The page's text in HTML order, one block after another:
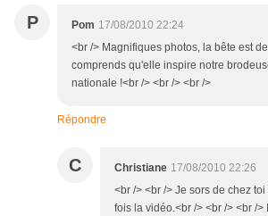
P Pom 17/08/2010 22:24
<br /> Magnifiques photos, la bête est
comprends qu'elle inspire notre
nationale !<br /> <br /> <br />
Répondre
C Christiane 17/08/2010 22:26
<br /> <br /> Je sors de chez
fois la vidéo.<br /> <br /> <br />